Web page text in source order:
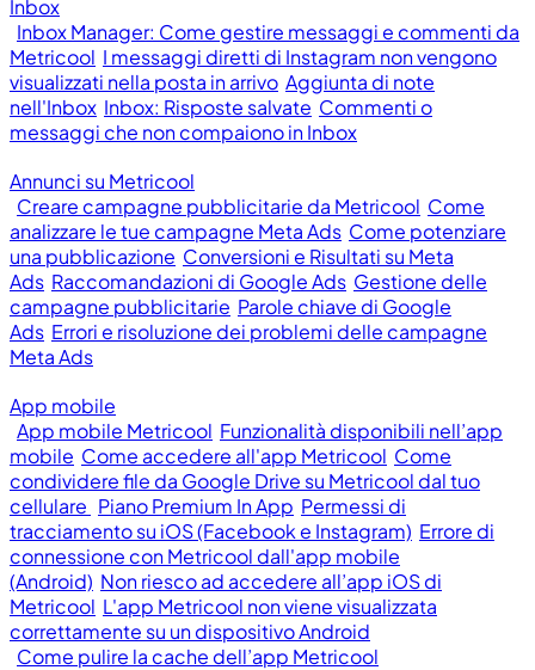
Inbox
Inbox Manager: Come gestire messaggi e commenti da
Metricool I messaggi diretti di Instagram non vengono
visualizzati nella posta in arrivo Aggiunta di note
nell'Inbox Inbox: Risposte salvate Commenti o
messaggi che non compaiono in Inbox
Annunci su Metricool
Creare campagne pubblicitarie da Metricool Come
analizzare le tue campagne Meta Ads Come potenziare
una pubblicazione Conversioni e Risultati su Meta
Ads Raccomandazioni di Google Ads Gestione delle
campagne pubblicitarie Parole chiave di Google
Ads Errori e risoluzione dei problemi delle campagne
Meta Ads
App mobile
App mobile Metricool Funzionalità disponibili nell’app
mobile Come accedere all'app Metricool Come
condividere file da Google Drive su Metricool dal tuo
cellulare Piano Premium In App Permessi di
tracciamento su iOS (Facebook e Instagram) Errore di
connessione con Metricool dall'app mobile
(Android) Non riesco ad accedere all’app iOS di
Metricool L'app Metricool non viene visualizzata
correttamente su un dispositivo Android
Come pulire la cache dell’app Metricool